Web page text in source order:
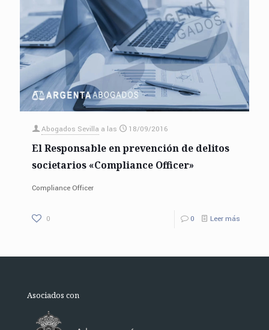
Abogados Sevilla a las 18/09/2016
El Responsable en prevención de delitos
societarios «Compliance Officer»
Compliance Officer
0 0 Leer más
Asociados con